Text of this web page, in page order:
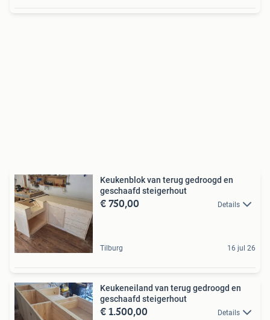
Keukenblok van terug gedroogd en
geschaafd steigerhout
€ 750,00 Details
Tilburg 16 jul 26
Keukeneiland van terug gedroogd en
geschaafd steigerhout
€ 1.500,00 Details